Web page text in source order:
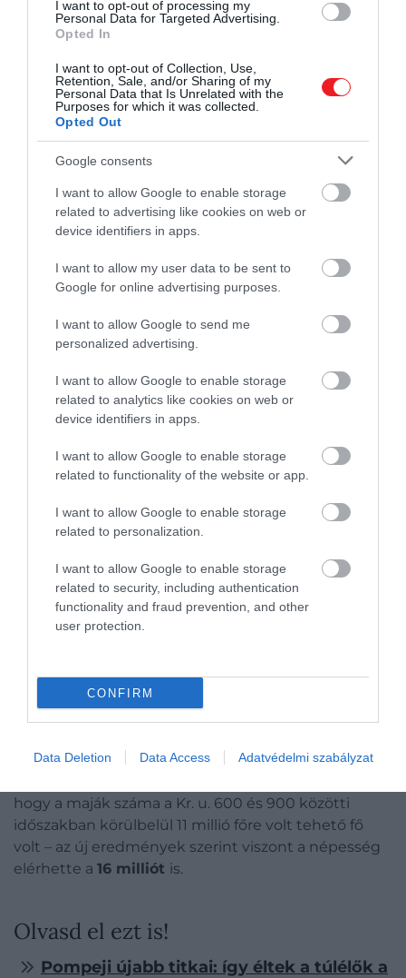
I want to opt-out of processing my
Personal Data for Targeted Advertising.
Opted In
I want to opt-out of Collection, Use,
Retention, Sale, and/or Sharing of my
Personal Data that Is Unrelated with the
Purposes for which it was collected.
Opted Out
Google consents
I want to allow Google to enable storage
related to advertising like cookies on web or
device identifiers in apps.
I want to allow my user data to be sent to
Google for online advertising purposes.
I want to allow Google to send me
personalized advertising.
I want to allow Google to enable storage
related to analytics like cookies on web or
device identifiers in apps.
I want to allow Google to enable storage
related to functionality of the website or app.
I want to allow Google to enable storage
related to personalization.
I want to allow Google to enable storage
related to security, including authentication
functionality and fraud prevention, and other
user protection.
CONFIRM
Data Deletion Data Access Adatvédelmi szabályzat
beazonosította, majd különböző tényezőket is
figyelembe vett: a terep adottságait, a növényzetet,
és azt is, mennyi felszerelést vihettek magukkal az
utazók – mint mondta:
Ezeknek az adatoknak a kombinálásával
sikerült meghatároznom a térképen, hol
lehetett a Sak-Bahlán nevű település.
És valóban, amikor Toledo vezetésével expedíció
indult a dzsungelbe, éppen azon a helyen
bukkantak rá a rég elfeledett város romjaira, amit ő
döbbenetes felfedezésről:
Életem legnehezebb terepmunkája volt, de
végül megtaláltuk a nyomokat, ráadásul
éppen ott, ahol számítottam rá.
Figyelmedbe ajánljuk!
Nem a földmozgások, hanem a
szárazság miatt emelkedik egyre jobban
Érdekesség, hogy a tudományos világban egyre
több rejtély látszik megoldódni az ősi maják körül:
tanulmány kimutatta, hogy az ókori civilizáció
népessége jelentősen meghaladta a korábbi
fejlettebb volt, mint ahogyan eddig gondolták a
hogy a maják száma a Kr. u. 600 és 900 közötti
időszakban körülbelül 11 millió főre volt tehető fő
volt – az új eredmények szerint viszont a népesség
elérhette a 16 milliót is.
Olvasd el ezt is!
Pompeji újabb titkai: így éltek a túlélők a